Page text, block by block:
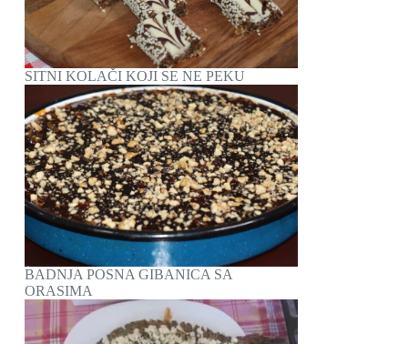
SITNI KOLAČI KOJI SE NE PEKU
BADNJA POSNA GIBANICA SA
ORASIMA